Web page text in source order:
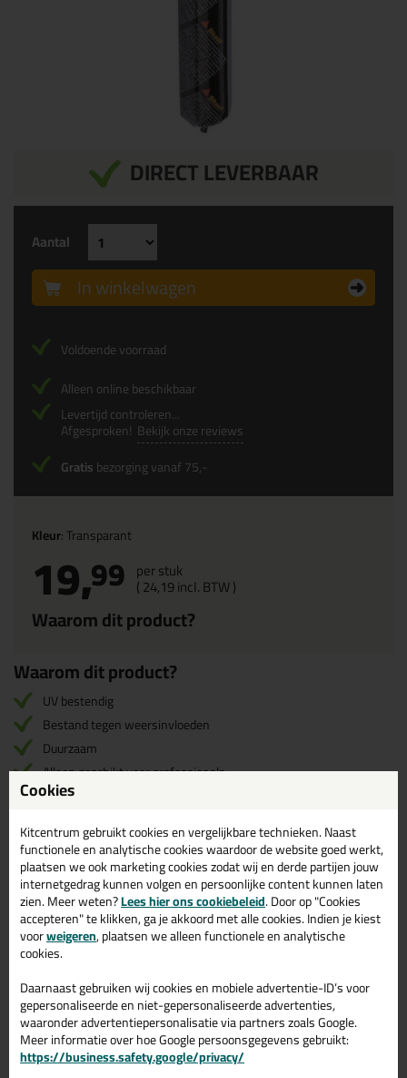
DIRECT LEVERBAAR
Kleur: Transparant
19,99 per stuk
(24,19incl. BTW )
Waarom dit product?
Aantal
In winkelwagen
Voldoende voorraad
Alleen online beschikbaar
Levertijd controleren...
Afgesproken! Bekijk onze reviews
Gratisbezorging vanaf 75,-
Waarom dit product?
UV bestendig
Bestand tegen weersinvloeden
Duurzaam
Alleen geschikt voor professionals
Omschrijving Specificaties Reviews (0)
Sikasil WS-200
De Sikasil WS-200 is een duurzaam, neutraal (alkoxy)-
uithardende siliconen afdichtkit met een uitstekende hechting op
vele verschillende soorten ondergronden. De Sikasil WS-200 is
alleen geschikt voor gebruik door ervaren professionals.
Wanneer gebruik je de Sikasil WS-200?
De Sikasil WS-200 heeft een transparante kleur en is in het
bijzonder geschikt als afdichting voor: winkelgevels, glazen
wanddelen, etalageruiten en andere toepassingen.
Cookies
Kitcentrum gebruikt cookies en vergelijkbare technieken. Naast
functionele en analytische cookies waardoor de website goed werkt,
plaatsen we ook marketing cookies zodat wij en derde partijen jouw
internetgedrag kunnen volgen en persoonlijke content kunnen laten
zien. Meer weten?Lees hier ons cookiebeleid. Door op "Cookies
accepteren" te klikken, ga je akkoord met alle cookies. Indien je kiest
voorweigeren, plaatsen we alleen functionele en analytische
cookies.
Daarnaast gebruiken wij cookies en mobiele advertentie-ID’s voor
gepersonaliseerde en niet-gepersonaliseerde advertenties,
waaronder advertentiepersonalisatie via partners zoals Google.
Meer informatie over hoe Google persoonsgegevens gebruikt:
https://business.safety.google/privacy/